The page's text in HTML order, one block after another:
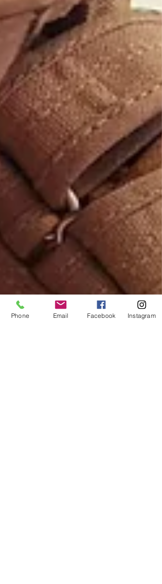
Phone Email Facebook Instagram